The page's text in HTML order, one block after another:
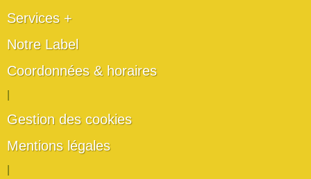
Services +
Notre Label
Coordonnées & horaires
Gestion des cookies
Mentions légales